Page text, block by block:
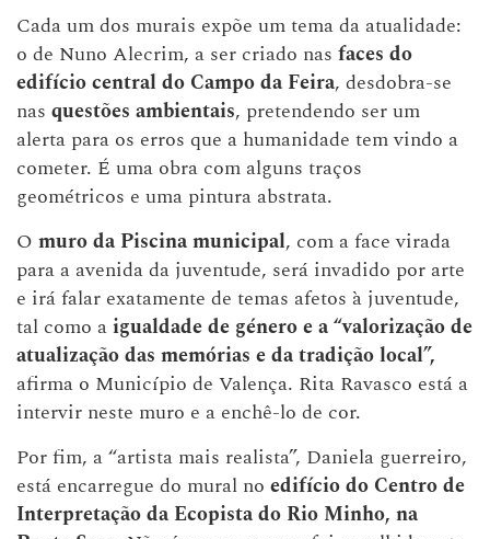
Cada um dos murais expõe um tema da atualidade:
o de Nuno Alecrim, a ser criado nas faces do
edifício central do Campo da Feira, desdobra-se
nas questões ambientais, pretendendo ser um
alerta para os erros que a humanidade tem vindo a
cometer. É uma obra com alguns traços
geométricos e uma pintura abstrata.
O muro da Piscina municipal, com a face virada
para a avenida da juventude, será invadido por arte
e irá falar exatamente de temas afetos à juventude,
tal como aigualdade de género e a “valorização de
atualização das memórias e da tradição local”,
afirma o Município de Valença. Rita Ravasco está a
intervir neste muro e a enchê-lo de cor.
Por fim, a “artista mais realista”, Daniela guerreiro,
está encarregue do mural no edifício do Centro de
Interpretação da Ecopista do Rio Minho, na